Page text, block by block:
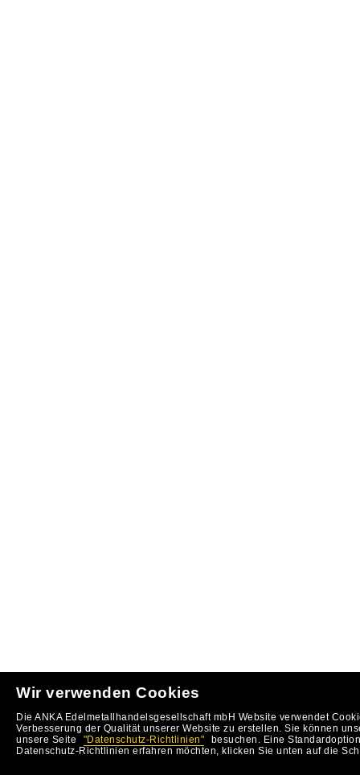
Wir verwenden Cookies
Die ANKA Edelmetallhandelsgesellschaft mbH Website verwendet
Verbesserung der Qualität unserer Website zu erstellen. Sie können
unsere Seite
"Datenschutz-Richtlinien"
besuchen. Eine
Datenschutz-Richtlinien erfahren möchten, klicken Sie unten auf die